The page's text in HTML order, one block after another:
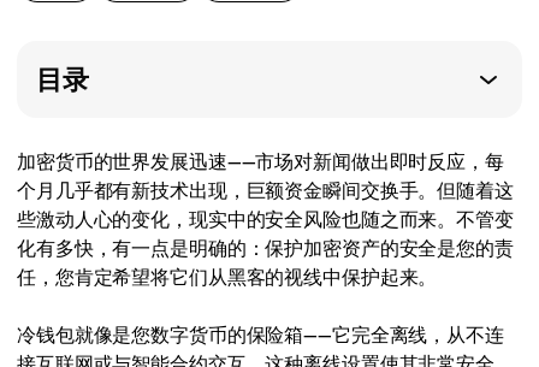
目录
加密货币的世界发展迅速——市场对新闻做出即时反应，每
个月几乎都有新技术出现，巨额资金瞬间交换手。但随着这
些激动人心的变化，现实中的安全风险也随之而来。不管变
化有多快，有一点是明确的：保护加密资产的安全是您的责
任，您肯定希望将它们从黑客的视线中保护起来。
冷钱包就像是您数字货币的保险箱——它完全离线，从不连